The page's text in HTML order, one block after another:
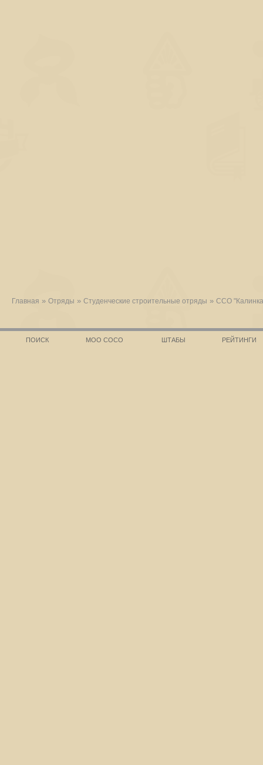
Главная » Отряды » Студенческие строительные отряды » ССО
ПОИСК МОО СОСО ШТАБЫ РЕЙТИНГИ